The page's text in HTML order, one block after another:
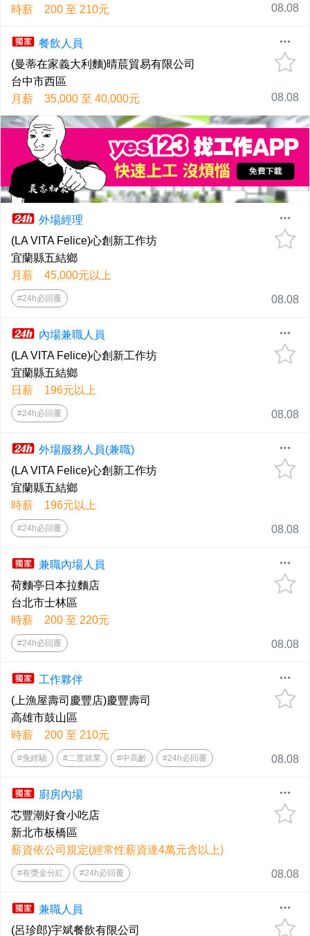
時薪 200 至 210元
08.08
餐飲人員
(曼蒂在家義大利麵)晴莀貿易有限公司
台中市西區
月薪 35,000 至 40,000元
08.08
外場經理
(LA VITA Felice)心創新工作坊
宜蘭縣五結鄉
月薪 45,000元以上
#24h必回覆 08.08
內場兼職人員
(LA VITA Felice)心創新工作坊
宜蘭縣五結鄉
日薪 196元以上
#24h必回覆 08.08
外場服務人員(兼職)
(LA VITA Felice)心創新工作坊
宜蘭縣五結鄉
時薪 196元以上
#24h必回覆 08.08
兼職內場人員
荷麵亭日本拉麵店
台北市士林區
時薪 200 至 220元
#24h必回覆 08.08
工作夥伴
(上漁屋壽司慶豐店)慶豐壽司
高雄市鼓山區
時薪 200 至 210元
#免經驗 #二度就業 #中高齡 #24h必回覆 08.08
廚房內場
芯豐潮好食小吃店
新北市板橋區
薪資依公司規定(經常性薪資達4萬元含以上)
#有獎金分紅 #24h必回覆 08.08
兼職人員
(呂珍郎)宇斌餐飲有限公司